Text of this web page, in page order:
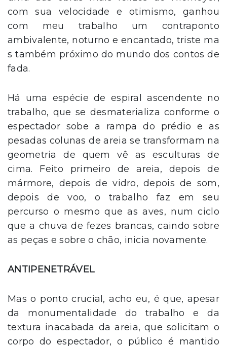
com sua velocidade e otimismo, ganhou
com meu trabalho um contraponto
ambivalente, noturno e encantado, triste ma
s também próximo do mundo dos contos de
fada.
Há uma espécie de espiral ascendente no
trabalho, que se desmaterializa conforme o
espectador sobe a rampa do prédio e as
pesadas colunas de areia se transformam na
geometria de quem vê as esculturas de
cima. Feito primeiro de areia, depois de
mármore, depois de vidro, depois de som,
depois de voo, o trabalho faz em seu
percurso o mesmo que as aves, num ciclo
que a chuva de fezes brancas, caindo sobre
as peças e sobre o chão, inicia novamente.
ANTIPENETRÁVEL
Mas o ponto crucial, acho eu, é que, apesar
da monumentalidade do trabalho e da
textura inacabada da areia, que solicitam o
corpo do espectador, o público é mantido